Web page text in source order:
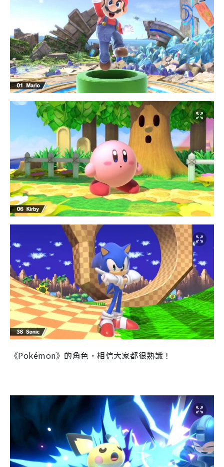
《Pokémon》的角色，相信大家都很熟識！